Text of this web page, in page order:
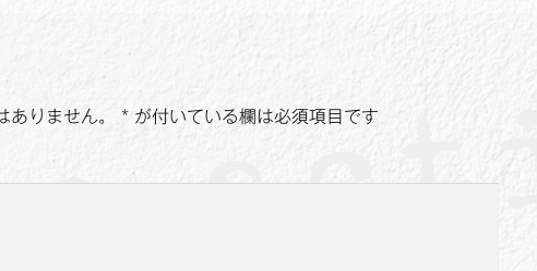
ありません。 *が付いている欄は必須項目です